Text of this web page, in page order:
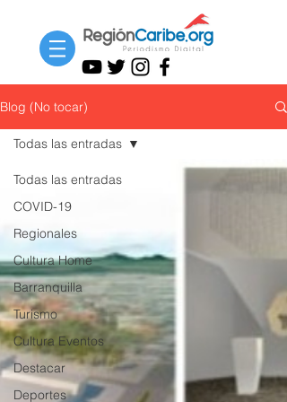
Blog (No tocar)
Todas las entradas
COVID-19
Regionales
Cultura Home
Barranquilla
Turismo
Cultura Eventos
Destacar
Deportes
Todas las entradas